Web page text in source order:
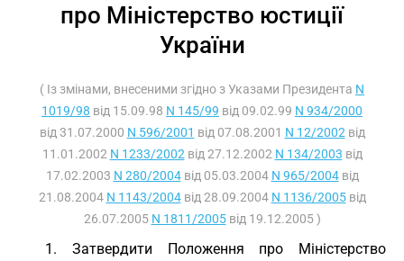
про Міністерство юстиції
України
( Із змінами, внесеними згідно з Указами Президента N
1019/98 від 15.09.98 N 145/99 від 09.02.99 N 934/2000
від 31.07.2000 N 596/2001 від 07.08.2001 N 12/2002 від
11.01.2002 N 1233/2002 від 27.12.2002 N 134/2003 від
17.02.2003 N 280/2004від 05.03.2004 N 965/2004від
21.08.2004 N 1143/2004від 28.09.2004 N 1136/2005від
26.07.2005 N 1811/2005від 19.12.2005 )
1. Затвердити Положення про Міністерство